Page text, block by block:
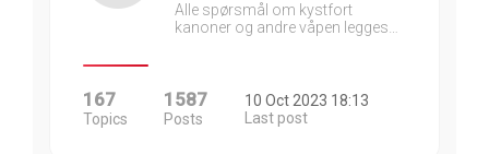
Alle spørsmål om kystfort
kanoner og andre våpen legges…
167
Topics
1587
Posts
10 Oct 2023 18:13
Last post